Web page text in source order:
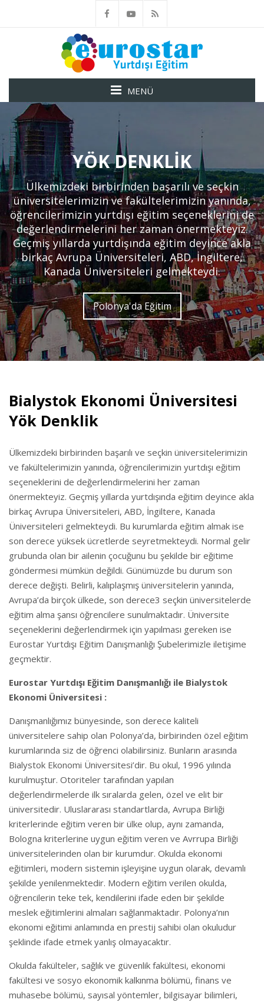
MENÜ
YÖK DENKLIK
Ülkemizdeki birbirinden başarılı ve seçkin
üniversitelerimizin ve fakültelerimizin yanında,
öğrencilerimizin yurtdışı eğitim seçeneklerini de
değerlendirmelerini her zaman önermekteyiz.
Geçmiş yıllarda yurtdışında eğitim deyince akla
birkaç Avrupa Üniversiteleri, ABD, İngiltere,
Kanada Üniversiteleri gelmekteydi.
Polonya'da Eğitim
Bialystok Ekonomi Üniversitesi
Yök Denklik
Ülkemizdeki birbirinden başarılı ve seçkin üniversitelerimizin
ve fakültelerimizin yanında, öğrencilerimizin yurtdışı eğitim
seçeneklerini de değerlendirmelerini her zaman
önermekteyiz. Geçmiş yıllarda yurtdışında eğitim deyince akla
birkaç Avrupa Üniversiteleri, ABD, İngiltere, Kanada
Üniversiteleri gelmekteydi. Bu kurumlarda eğitim almak ise
son derece yüksek ücretlerde seyretmekteydi. Normal gelir
grubunda olan bir ailenin çocuğunu bu şekilde bir eğitime
göndermesi mümkün değildi. Günümüzde bu durum son
derece değişti. Belirli, kalıplaşmış üniversitelerin yanında,
Avrupa’da birçok ülkede, son derece3 seçkin üniversitelerde
eğitim alma şansı öğrencilere sunulmaktadır. Üniversite
seçeneklerini değerlendirmek için yapılması gereken ise
Eurostar Yurtdışı Eğitim Danışmanlığı Şubelerimizle iletişime
geçmektir.
Eurostar Yurtdışı Eğitim Danışmanlığı ile Bialystok
Ekonomi Üniversitesi :
Danışmanlığımız bünyesinde, son derece kaliteli
üniversitelere sahip olan Polonya’da, birbirinden özel eğitim
kurumlarında siz de öğrenci olabilirsiniz. Bunların arasında
Bialystok Ekonomi Üniversitesi’dir. Bu okul, 1996 yılında
kurulmuştur. Otoriteler tarafından yapılan
değerlendirmelerde ilk sıralarda gelen, özel ve elit bir
üniversitedir. Uluslararası standartlarda, Avrupa Birliği
kriterlerinde eğitim veren bir ülke olup, aynı zamanda,
Bologna kriterlerine uygun eğitim veren ve Avrrupa Birliği
üniversitelerinden olan bir kurumdur. Okulda ekonomi
eğitimleri, modern sistemin işleyişine uygun olarak, devamlı
şekilde yenilenmektedir. Modern eğitim verilen okulda,
öğrencilerin teke tek, kendilerini ifade eden bir şekilde
meslek eğitimlerini almaları sağlanmaktadır. Polonya’nın
ekonomi eğitimi anlamında en prestij sahibi olan okuludur
şeklinde ifade etmek yanlış olmayacaktır.
Okulda fakülteler, sağlık ve güvenlik fakültesi, ekonomi
fakültesi ve sosyo ekonomik kalkınma bölümü, finans ve
muhasebe bölümü, sayısal yöntemler, bilgisayar bilimleri,